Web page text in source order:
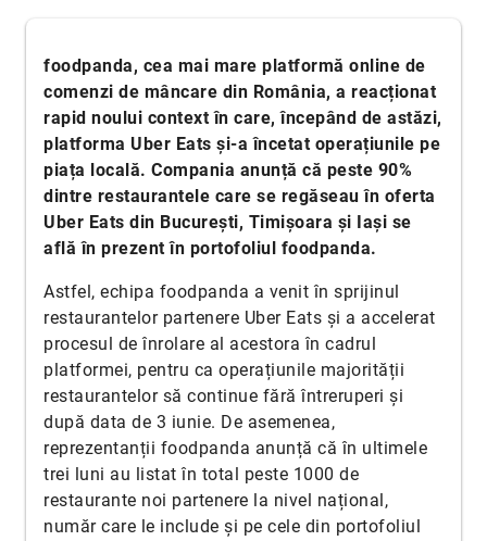
foodpanda, cea mai mare platformă online de
comenzi de mâncare din România, a reacționat
rapid noului context în care, începând de astăzi,
platforma Uber Eats și-a încetat operațiunile pe
piața locală. Compania anunță că peste 90%
dintre restaurantele care se regăseau în oferta
Uber Eats din București, Timișoara și Iași se
află în prezent în portofoliul foodpanda.
Astfel, echipa foodpanda a venit în sprijinul
restaurantelor partenere Uber Eats și a accelerat
procesul de înrolare al acestora în cadrul
platformei, pentru ca operațiunile majorității
restaurantelor să continue fără întreruperi și
după data de 3 iunie. De asemenea,
reprezentanții foodpanda anunță că în ultimele
trei luni au listat în total peste 1000 de
restaurante noi partenere la nivel național,
număr care le include și pe cele din portofoliul